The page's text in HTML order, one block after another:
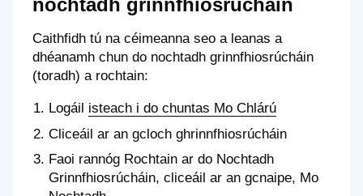
nochtadh grinnfhiosrúcháin
Caithfidh tú na céimeanna seo a leanas a
dhéanamh chun do nochtadh grinnfhiosrúcháin
(toradh) a rochtain:
Logáil isteach i do chuntas Mo Chlárú
Cliceáil ar an gcloch ghrinnfhiosrúcháin
Faoi rannóg Rochtain ar do Nochtadh
Grinnfhiosrúcháin, cliceáil ar an gcnaipe, Mo